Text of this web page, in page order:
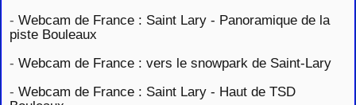
- Webcam de France : Saint Lary - Panoramique de la
piste Bouleaux
- Webcam de France : vers le snowpark de Saint-Lary
- Webcam de France : Saint Lary - Haut de TSD